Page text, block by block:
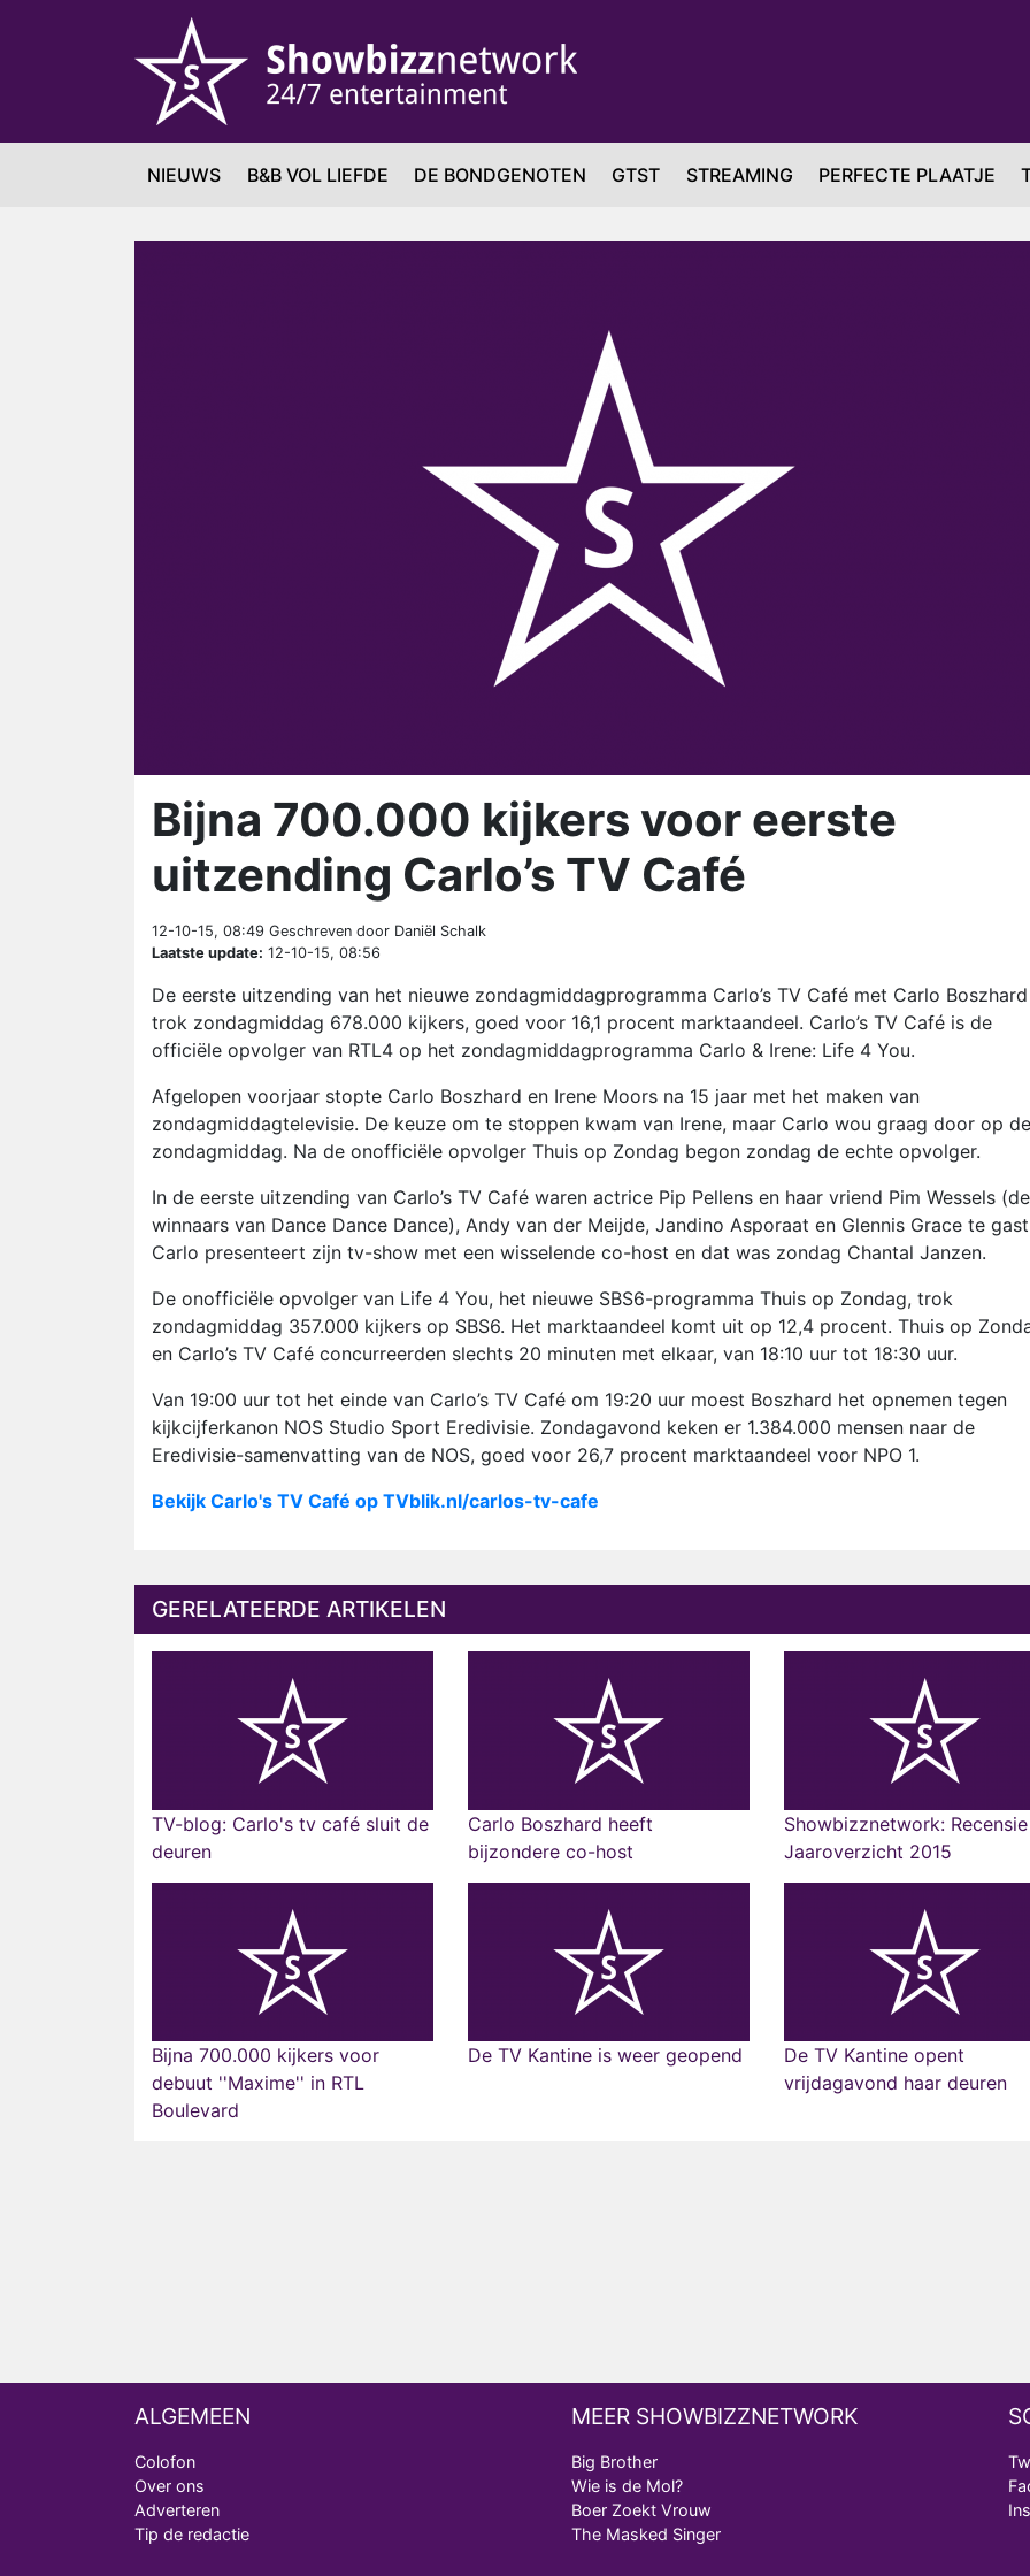
NIEUWS B&B VOL LIEFDE DE BONDGENOTEN GTST STREAMING PERFECTE PLAATJE
Bijna 700.000 kijkers voor eerste
uitzending Carlo’s TV Café
12-10-15, 08:49 Geschreven door Daniël Schalk
Laatste update: 12-10-15, 08:56
De eerste uitzending van het nieuwe zondagmiddagprogramma Carlo’s TV Café met Carlo Boszhard
trok zondagmiddag 678.000 kijkers, goed voor 16,1 procent marktaandeel. Carlo’s TV Café is de
officiële opvolger van RTL4 op het zondagmiddagprogramma Carlo & Irene: Life 4 You.
Afgelopen voorjaar stopte Carlo Boszhard en Irene Moors na 15 jaar met het maken van
zondagmiddagtelevisie. De keuze om te stoppen kwam van Irene, maar Carlo wou graag door op de
zondagmiddag. Na de onofficiële opvolger Thuis op Zondag begon zondag de echte opvolger.
In de eerste uitzending van Carlo’s TV Café waren actrice Pip Pellens en haar vriend Pim Wessels (de
winnaars van Dance Dance Dance), Andy van der Meijde, Jandino Asporaat en Glennis Grace te
Carlo presenteert zijn tv-show met een wisselende co-host en dat was zondag Chantal Janzen.
De onofficiële opvolger van Life 4 You, het nieuwe SBS6-programma Thuis op Zondag, trok
zondagmiddag 357.000 kijkers op SBS6. Het marktaandeel komt uit op 12,4 procent. Thuis op
en Carlo’s TV Café concurreerden slechts 20 minuten met elkaar, van 18:10 uur tot 18:30 uur.
Van 19:00 uur tot het einde van Carlo’s TV Café om 19:20 uur moest Boszhard het opnemen tegen
kijkcijferkanon NOS Studio Sport Eredivisie. Zondagavond keken er 1.384.000 mensen naar de
Eredivisie-samenvatting van de NOS, goed voor 26,7 procent marktaandeel voor NPO 1.
Bekijk Carlo's TV Café op TVblik.nl/carlos-tv-cafe
GERELATEERDE ARTIKELEN
TV-blog: Carlo's tv café sluit de
deuren
Carlo Boszhard heeft
bijzondere co-host
Showbizznetwork: Recensie
Jaaroverzicht 2015
Bijna 700.000 kijkers voor
debuut ''Maxime'' in RTL
Boulevard
De TV Kantine is weer geopend
De TV Kantine opent
vrijdagavond haar deuren
ALGEMEEN
Colofon
Over ons
Adverteren
Tip de redactie
MEER SHOWBIZZNETWORK
Big Brother
Wie is de Mol?
Boer Zoekt Vrouw
The Masked Singer